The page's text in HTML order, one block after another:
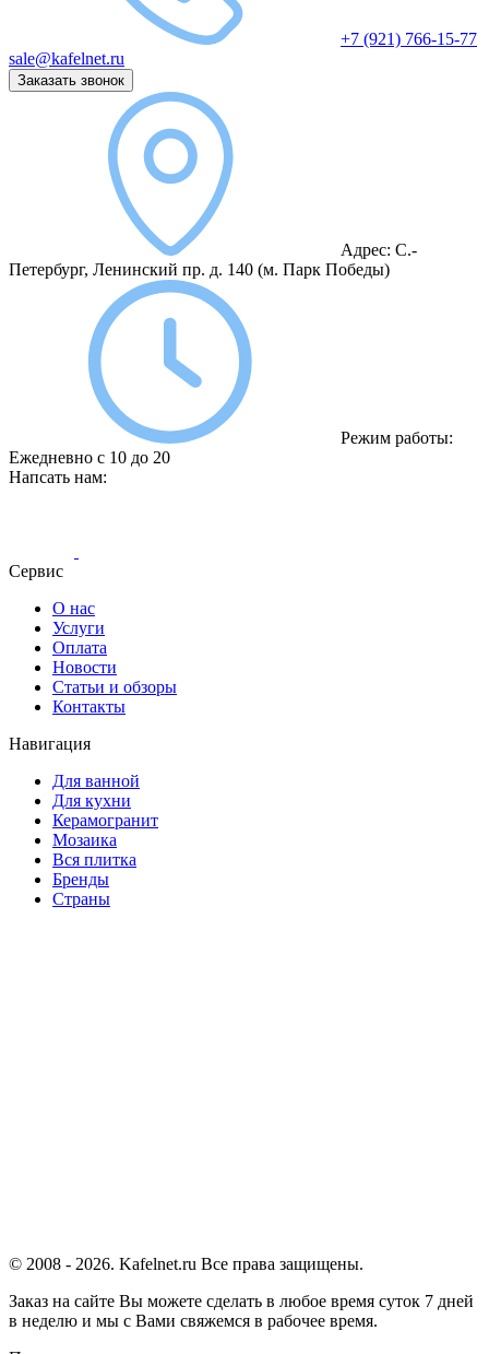
+7 (921) 766-15-77
sale@kafelnet.ru
Заказать звонок
Адрес: С.-
Петербург, Ленинский пр. д. 140 (м. Парк Победы)
Режим работы:
Ежедневно с 10 до 20
Напсать нам:
Сервис
О нас
Услуги
Оплата
Новости
Статьи и обзоры
Контакты
Навигация
Для ванной
Для кухни
Керамогранит
Мозаика
Вся плитка
Бренды
Страны
© 2008 - 2026. Kafelnet.ru Все права защищены.
Заказ на сайте Вы можете сделать в любое время суток 7 дней
в неделю и мы с Вами свяжемся в рабочее время.